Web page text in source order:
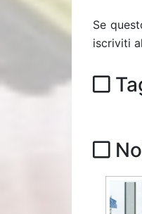
Se
iscriviti